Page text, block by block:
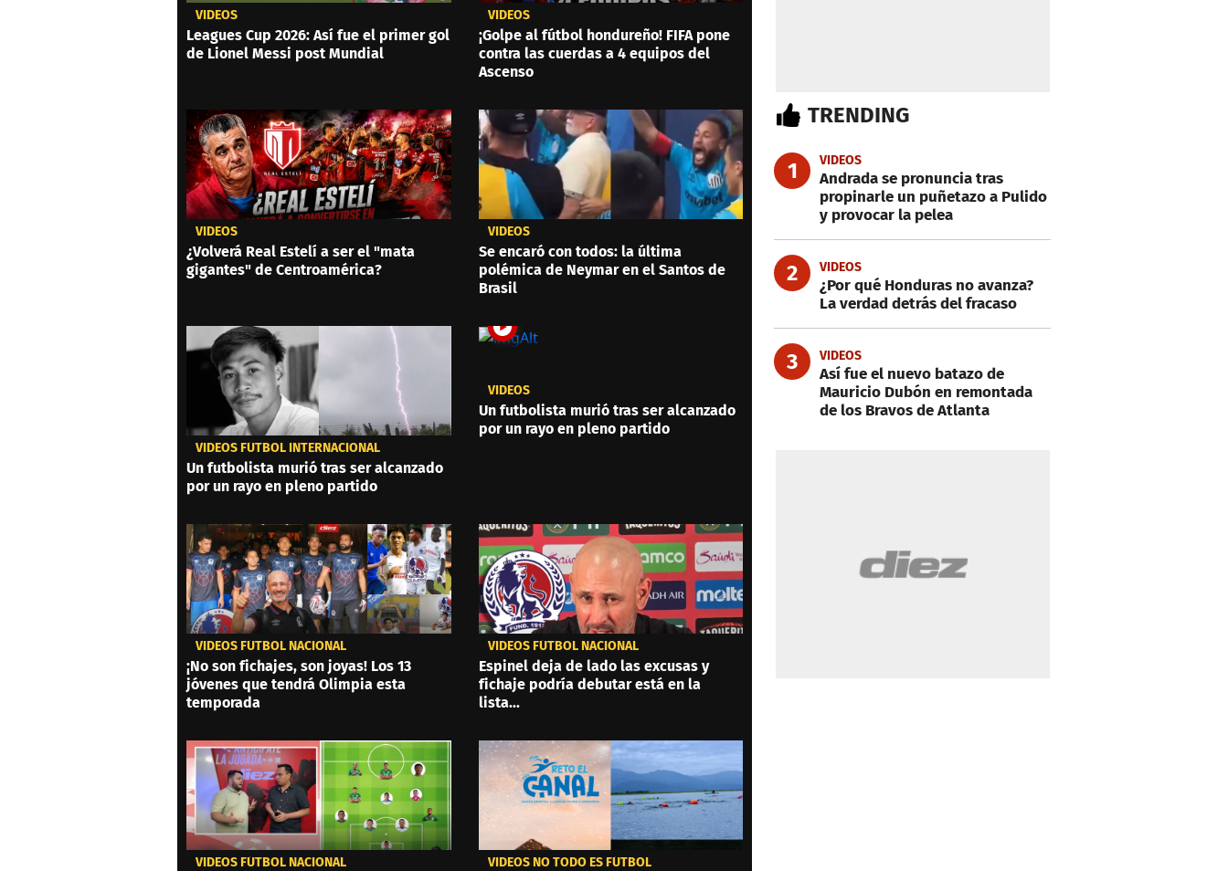
VIDEOS
Leagues Cup 2026: Así fue el primer gol
de Lionel Messi post Mundial
VIDEOS
¡Golpe al fútbol hondureño! FIFA pone
contra las cuerdas a 4 equipos del
Ascenso
VIDEOS
¿Volverá Real Estelí a ser el "mata
gigantes" de Centroamérica?
VIDEOS
Se encaró con todos: la última
polémica de Neymar en el Santos de
Brasil
VIDEOS FÚTBOL INTERNACIONAL
Un futbolista murió tras ser alcanzado
por un rayo en pleno partido
VIDEOS
Un futbolista murió tras ser alcanzado
por un rayo en pleno partido
VIDEOS FÚTBOL NACIONAL
¡No son fichajes, son joyas! Los 13
jóvenes que tendrá Olimpia esta
temporada
VIDEOS FÚTBOL NACIONAL
Espinel deja de lado las excusas y
fichaje podría debutar está en la
lista...
VIDEOS FÚTBOL NACIONAL VIDEOS NO TODO ES FÚTBOL
TRENDING
1 VIDEOS
Andrada se pronuncia tras
propinarle un puñetazo a Pulido
y provocar la pelea
2 VIDEOS
¿Por qué Honduras no avanza?
La verdad detrás del fracaso
3 VIDEOS
Así fue el nuevo batazo de
Mauricio Dubón en remontada
de los Bravos de Atlanta